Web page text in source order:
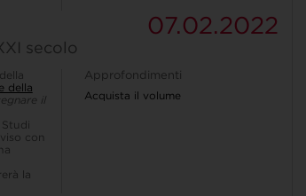
07.02.2022
secolo
della
il
con
la
Approfondimenti
Acquista il volume